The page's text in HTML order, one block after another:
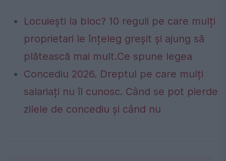
Locuiești la bloc? 10 reguli pe care mulți
proprietari le înțeleg greșit și ajung să
plătească mai mult.Ce spune legea
Concediu 2026. Dreptul pe care mulți
salariați nu îl cunosc. Când se pot pierde
zilele de concediu și când nu